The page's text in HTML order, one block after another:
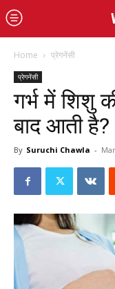
Home प्रेगनेंसी
प्रेगनेंसी
गर्भ में शिशु
बाद आती है?
By Suruchi Chawla -